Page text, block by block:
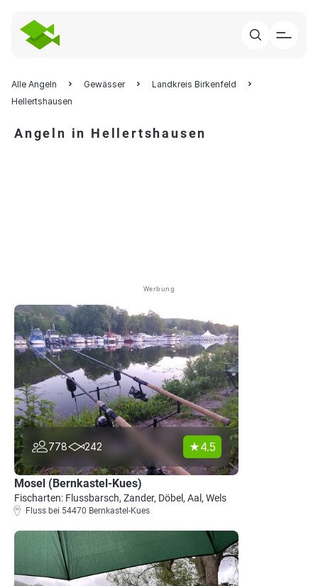
Alle Angeln Gewässer
Landkreis Birkenfeld
Hellertshausen
Angeln in Hellertshausen
Werbung
778 242 4.5
Mosel (Bernkastel-Kues)
Fischarten: Flussbarsch, Zander, Döbel, Aal, Wels
Fluss bei 54470 Bernkastel-Kues